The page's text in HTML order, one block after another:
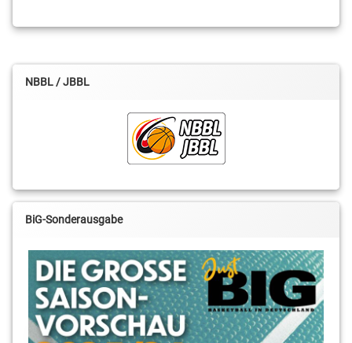
Paul
Paul-
RSV
Sebastian
Schmohl
Steve
Krajewski
NBBL / JBBL
BiG-Sonderausgabe